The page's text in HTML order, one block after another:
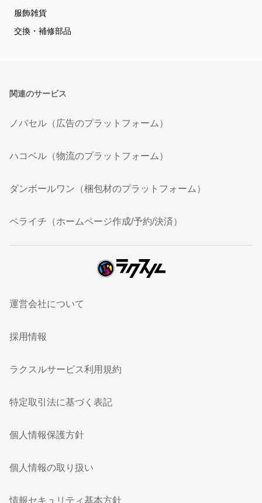
服飾雑貨
交換・補修部品
関連のサービス
ノバセル（広告のプラットフォーム）
ハコベル（物流のプラットフォーム）
ダンボールワン（梱包材のプラットフォーム）
ペライチ（ホームページ作成/予約/決済）
運営会社について
採用情報
ラクスルサービス利用規約
特定取引法に基づく表記
個人情報保護方針
個人情報の取り扱い
情報セキュリティ基本方針